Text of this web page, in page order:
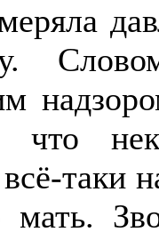
что
таки
мать.